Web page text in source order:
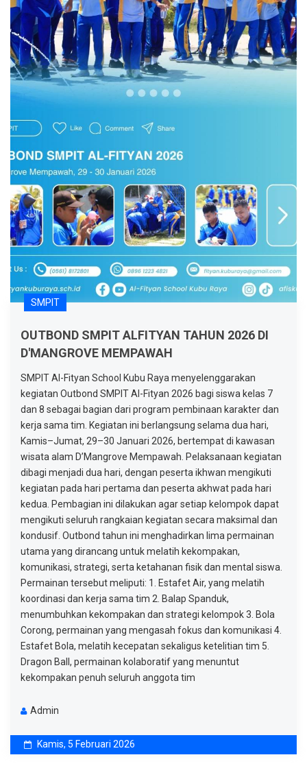
SMPIT
OUTBOND SMPIT ALFITYAN TAHUN 2026 DI
D'MANGROVE MEMPAWAH
SMPIT Al-Fityan School Kubu Raya menyelenggarakan
kegiatan Outbond SMPIT Al-Fityan 2026 bagi siswa kelas 7
dan 8 sebagai bagian dari program pembinaan karakter dan
kerja sama tim. Kegiatan ini berlangsung selama dua hari,
Kamis–Jumat, 29–30 Januari 2026, bertempat di kawasan
wisata alam D’Mangrove Mempawah. Pelaksanaan kegiatan
dibagi menjadi dua hari, dengan peserta ikhwan mengikuti
kegiatan pada hari pertama dan peserta akhwat pada hari
kedua. Pembagian ini dilakukan agar setiap kelompok dapat
mengikuti seluruh rangkaian kegiatan secara maksimal dan
kondusif. Outbond tahun ini menghadirkan lima permainan
utama yang dirancang untuk melatih kekompakan,
komunikasi, strategi, serta ketahanan fisik dan mental siswa.
Permainan tersebut meliputi: 1. Estafet Air, yang melatih
koordinasi dan kerja sama tim 2. Balap Spanduk,
menumbuhkan kekompakan dan strategi kelompok 3. Bola
Corong, permainan yang mengasah fokus dan komunikasi 4.
Estafet Bola, melatih kecepatan sekaligus ketelitian tim 5.
Dragon Ball, permainan kolaboratif yang menuntut
kekompakan penuh seluruh anggota tim
Admin
Kamis, 5 Februari 2026